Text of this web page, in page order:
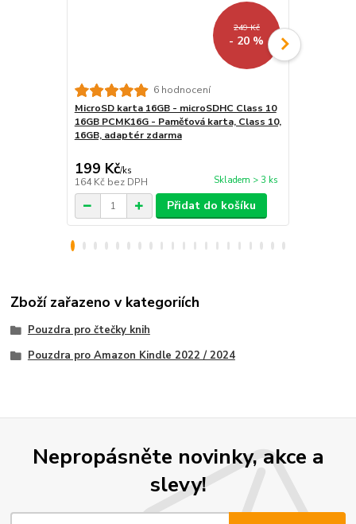
249 Kč
- 20 %
6 hodnocení
MicroSD karta 16GB - microSDHC Class 10
16GB PCMK16G - Paměťová karta, Class 10,
16GB, adaptér zdarma
199 Kč/ks
164 Kč bez DPH Skladem > 3 ks
Přidat do košíku
Zboží zařazeno v kategoriích
Pouzdra pro čtečky knih
Pouzdra pro Amazon Kindle 2022 / 2024
Nepropásněte novinky, akce a
slevy!